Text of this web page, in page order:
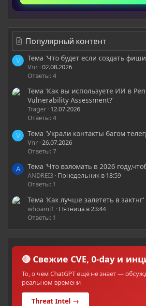
Популярный контент
V Тема 'Что будет если создать
Vnr 02.08.2026
Ответы: 4
Тема 'Как вы используете ИИ в
Vulnerability Assessment?'
Trager 12.07.2026
Ответы: 4
V Тема 'Украли контакты багом
Vnr 26.07.2026
Ответы: 7
A Тема 'Что взломать в 2026
ANDREI3 Понедельник в 18:59
Ответы: 1
Тема 'Как лучше залететь в зактнг'
whoami1
Пятница в 23:44
Ответы: 1
🔴 Свежие CVE, 0-day и
То, о чём ChatGPT ещё не знает —
реальном времени
Threat Intel →